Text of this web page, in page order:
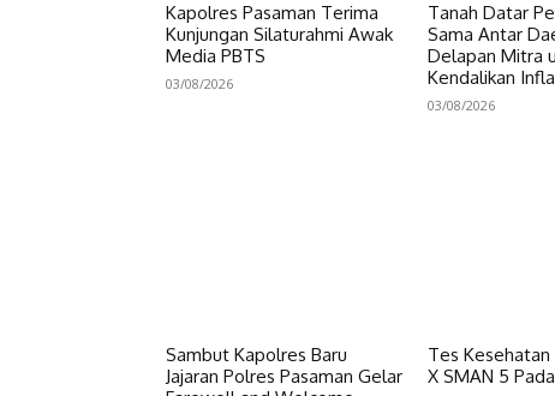
Kapolres Pasaman Terima
Kunjungan Silaturahmi Awak
Media PBTS
03/08/2026
Tanah Datar
Sama Antar
Delapan Mitra
Kendalikan
03/08/2026
Sambut Kapolres Baru
Jajaran Polres Pasaman Gelar
Tes Kesehatan
X SMAN 5